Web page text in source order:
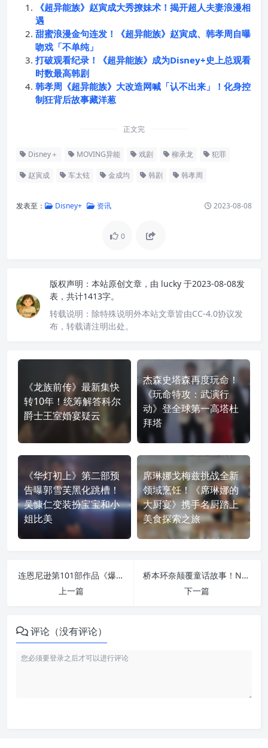
《超异能族》赵寅成大秀撩妹术！揭开超人夫妻浪漫相
遇
甜蜜浪漫金句连发！《超异能族》赵寅成、韩孝周自曝
吻戏「不单纯」
打破观看纪录！《超异能族》成为Disney+史上总观看
时数最高韩剧
韩孝周《超异能族》大改造网喊「认不出来」！化身控
制狂背后故事藏洋葱
正文完
Disney＋ MOVING异能 戏剧 柳承龙 犯罪
赵寅成 车太铉 金成均 韩剧 韩孝周
发表至： Disney+ 资讯 2023-08-08
0
版权声明： 本站原创文章，由 lucky 于2023-08-08发
表，共计1413字。
转载说明： 除特殊说明外本站文章皆由CC-4.0协议发
布，转载请注明出处。
《龙族前传》最新集快
转10年！统筹解答科尔
爵士王室婚宴疑云
杰森史塔森再度玩命！
《玩命特攻：武演行
动》登全球第一高塔杜
拜塔
《华灯初上》第二部预
告曝郭雪芙黑化跳槽！
吴慷仁变装扮宝宝和小
姐比美
席琳娜戈梅兹挑战全新
领域烹饪！《席琳娜的
大厨宴》携手名厨踏上
美食探索之旅
连恩尼逊第101部作品《爆复》！睽违30年重聚《辛德勒的名单》女星
上一篇
桥本环奈颠覆童话故事！Netflix日本电影《从前从前谋杀案》曝正式预告
下一篇
评论（没有评论）